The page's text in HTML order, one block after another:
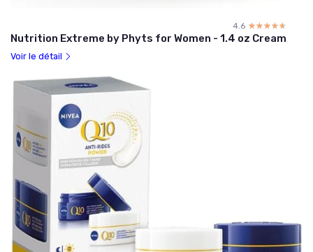
4.6 ☆☆☆☆☆
★★★★★
Nutrition Extreme by Phyts for Women - 1.4 oz Cream
Voir le détail